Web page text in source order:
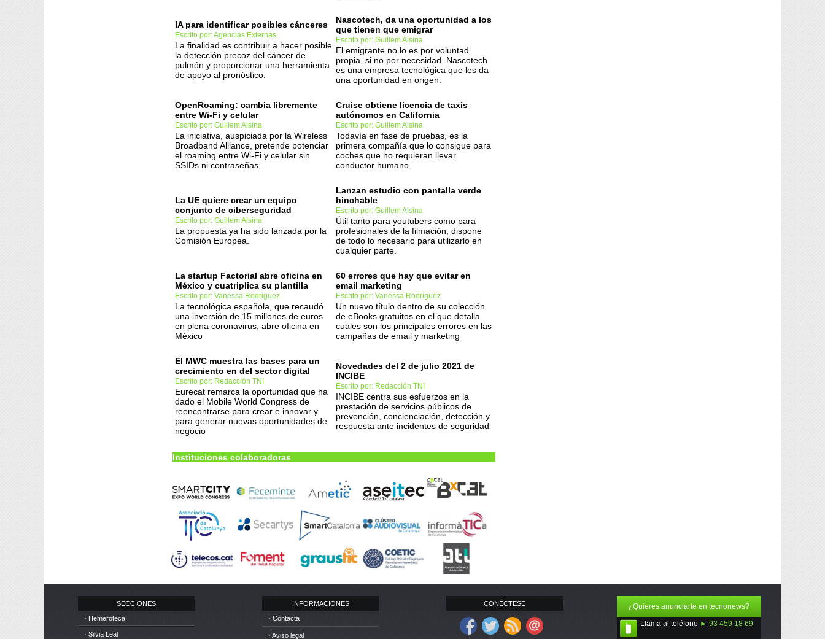
IA para identificar posibles cánceres
Escrito por: Agencias Externas
La finalidad es contribuir a hacer posible
la detección precoz del cáncer de
pulmón y proporcionar una herramienta
de apoyo al pronóstico.
Nascotech, da una oportunidad a los
que tienen que emigrar
Escrito por: Guillem Alsina
El emigrante no lo es por voluntad
propia, si no por necesidad. Nascotech
es una empresa tecnológica que les da
una oportunidad en origen.
OpenRoaming: cambia libremente
entre Wi-Fi y celular
Escrito por: Guillem Alsina
La iniciativa, auspiciada por la Wireless
Broadband Alliance, pretende potenciar
el roaming entre Wi-Fi y celular sin
SSIDs ni contraseñas.
Cruise obtiene licencia de taxis
autónomos en California
Escrito por: Guillem Alsina
Todavía en fase de pruebas, es la
primera compañía que lo consigue para
coches que no requieran llevar
conductor humano.
La UE quiere crear un equipo
conjunto de ciberseguridad
Escrito por: Guillem Alsina
La propuesta ya ha sido lanzada por la
Comisión Europea.
Lanzan estudio con pantalla verde
hinchable
Escrito por: Guillem Alsina
Útil tanto para youtubers como para
profesionales de la filmación, dispone
de todo lo necesario para utilizarlo en
cualquier parte.
La startup Factorial abre oficina en
México y cuatriplica su plantilla
Escrito por: Vanessa Rodriguez
La tecnológica española, que recaudó
una inversión de 15 millones de euros
en plena coronavirus, abre oficina en
México
60 errores que hay que evitar en
email marketing
Escrito por: Vanessa Rodriguez
Un nuevo título dentro de su colección
de eBooks gratuitos en el que detalla
cuáles son los principales errores en las
campañas de email y marketing
El MWC muestra las bases para un
crecimiento en del sector digital
Escrito por: Redacción TNI
Eurecat remarca la oportunidad que ha
dado el Mobile World Congress de
reencontrarse para crear e innovar y
para generar nuevas oportunidades de
negocio
Novedades del 2 de julio 2021 de
INCIBE
Escrito por: Redacción TNI
INCIBE centra sus esfuerzos en la
prestación de servicios públicos de
prevención, concienciación, detección y
respuesta ante incidentes de seguridad
Instituciones colaboradoras
SECCIONES
· Hemeroteca
· Silvia Leal
INFORMACIONES
· Contacta
· Aviso legal
CONÉCTESE
¿Quieres anunciarte en tecnonews?
Llama al teléfono ► 93 459 18 69